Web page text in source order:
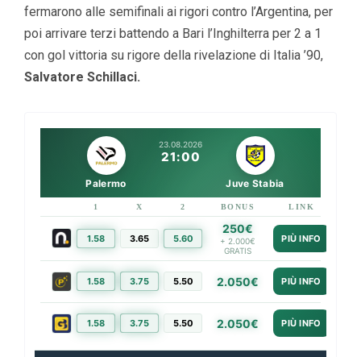
fermarono alle semifinali ai rigori contro l’Argentina, per
poi arrivare terzi battendo a Bari l’Inghilterra per 2 a 1
con gol vittoria su rigore della rivelazione di Italia ’90,
Salvatore Schillaci.
23.08.2026
21:00
Palermo Juve Stabia
1 X 2 BONUS LINK
1.58 3.65 5.60
250€
+ 2.000€
GRATIS
PIÙ INFO
1.58 3.75 5.50 2.050€ PIÙ INFO
1.58 3.75 5.50 2.050€ PIÙ INFO